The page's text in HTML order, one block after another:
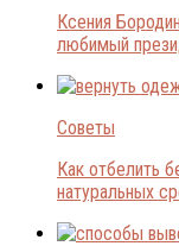
Ксения
любимый
Советы
Как отбелить
натуральных